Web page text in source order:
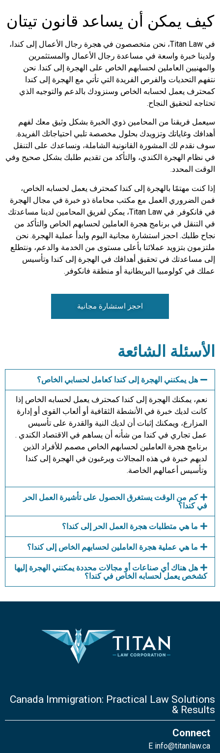
كيف يمكن أن يساعد قانون تيتان
في Titan Law، نحن متخصصون في هجرة رجال الأعمال إلى كندا،
ولدينا خبرة واسعة في مساعدة رجال الأعمال والمستثمرين
والمهنيين العاملين لحسابهم الخاص على الهجرة إلى كندا. نحن
نتفهم التحديات والفرص الفريدة التي تأتي مع الهجرة إلى كندا
كمحترف يعمل لحسابه الخاص وسنزودك بالدعم والتوجيه الذي
تحتاجه لتحقيق النجاح.
سيعمل فريقنا من المحامين ذوي الخبرة بشكل وثيق معك لفهم
أهدافك وغاياتك وتزويدك بحلول مخصصة تلبي احتياجاتك الفريدة.
سوف نقدم لك المشورة القانونية الشاملة، ونساعدك على التنقل
في نظام الهجرة الكندي، والتأكد من تقديم طلبك بشكل صحيح وفي
الوقت المحدد.
إذا كنت مهتمًا بالهجرة إلى كندا كمحترف يعمل لحسابه الخاص،
فمن الضروري العمل مع مكتب محاماة ذو خبرة في مجال الهجرة
في فانكوفر. في Titan Law، يمكن لفريق المحامين لدينا مساعدتك
في التنقل في برنامج هجرة العاملين لحسابهم الخاص والتأكد من
نجاح طلبك. احجز استشارة مجانية اليوم وابدأ عملية الهجرة. نحن
ملتزمون بتزويد عملائنا بأعلى مستوى من الخدمة والدعم، ونتطلع
إلى مساعدتك في تحقيق أهدافك في الهجرة إلى كندا وتأسيس
عملك في كولومبيا البريطانية أو منطقة فانكوفر.
احجز استشارة مجانية
الأسئلة الشائعة
هل يمكنني الهجرة إلى كندا كعامل لحسابي الخاص؟
نعم، يمكنك الهجرة إلى كندا كمحترف يعمل لحسابه الخاص إذا
كانت لديك خبرة في الأنشطة الثقافية أو ألعاب القوى أو إدارة
المزارع، ويمكنك إثبات أن لديك النية والقدرة على تأسيس
عمل تجاري في كندا من شأنه أن يساهم في الاقتصاد الكندي .
برنامج هجرة العاملين لحسابهم الخاص مصمم للأفراد الذين
لديهم خبرة في هذه المجالات ويرغبون في الهجرة إلى كندا
وتأسيس أعمالهم الخاصة.
كم من الوقت يستغرق الحصول على تأشيرة العمل الحر
في كندا؟
ما هي متطلبات هجرة العمل الحر إلى كندا؟
ما هي عملية هجرة العاملين لحسابهم الخاص إلى كندا؟
هل هناك أي صناعات أو مجالات محددة يمكنني الهجرة إليها
كشخص يعمل لحسابه الخاص في كندا؟
Canada Immigration: Practical Law Solutions
& Results
Connect
E info@titanlaw.ca